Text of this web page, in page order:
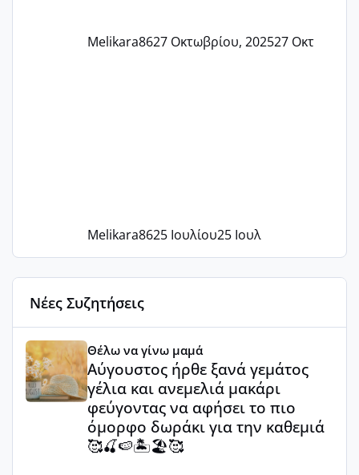
Melikara8627 Οκτωβρίου, 202527 Οκτ
Melikara8625 Ιουλίου25 Ιουλ
Νέες Συζητήσεις
Αύγουστος ήρθε ξανά γεμάτος γέλια και ανεμελιά
Θέλω να γίνω μαμά
Αύγουστος ήρθε ξανά γεμάτος
γέλια και ανεμελιά μακάρι
φεύγοντας να αφήσει το πιο
όμορφο δωράκι για την καθεμιά
🥰🍒🍉🏝️🏖️🥰